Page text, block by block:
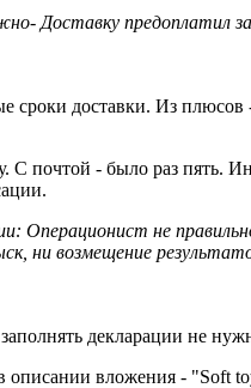
Доставку предоплатил
доставки. Из
почтой - было раз пять.
Операционист не
ни возмещение
декларации не
описании вложения - "Soft